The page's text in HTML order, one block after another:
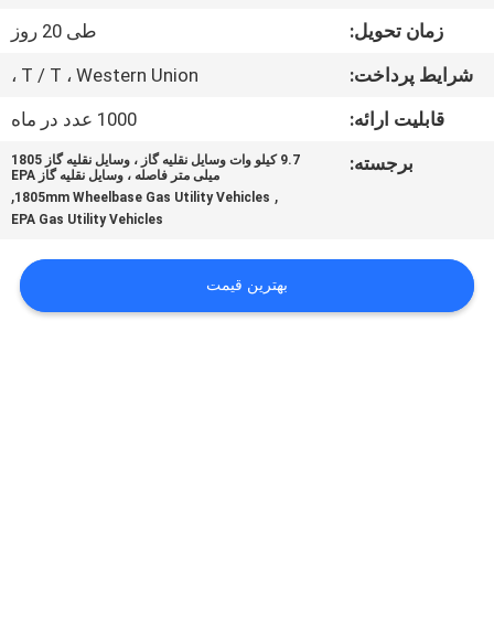
تماس
بگیرید
درخواست
قول
زمان تحویل:
طی 20 روز
شرایط پرداخت:
T / T ، Western Union ،
قابلیت ارائه:
1000 عدد در ماه
برجسته:
9.7 کیلو وات وسایل نقلیه گاز ، وسایل نقلیه گاز 1805
میلی متر فاصله ، وسایل نقلیه گاز EPA
,
1805mm Wheelbase Gas Utility Vehicles
,
EPA Gas Utility Vehicles
بهترین قیمت